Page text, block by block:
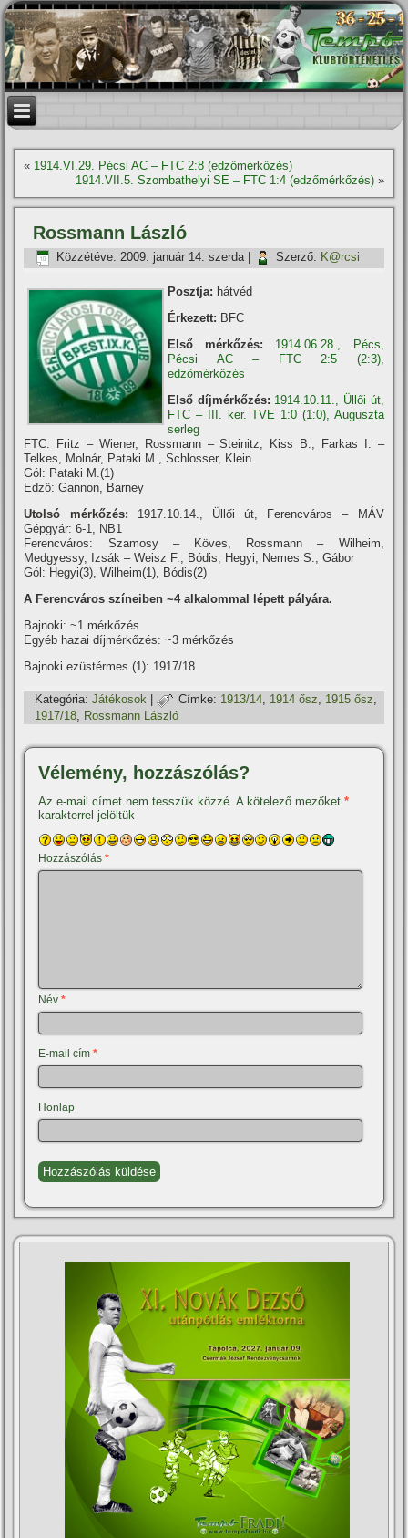
« 1914.VI.29. Pécsi AC – FTC 2:8 (edzőmérkőzés)
1914.VII.5. Szombathelyi SE – FTC 1:4 (edzőmérkőzés)»
Rossmann László
Közzétéve: 2009. január 14. szerda| Szerző: K@rcsi
Posztja: hátvéd
Érkezett: BFC
Első mérkőzés:
1914.06.28., Pécs,
Pécsi AC – FTC 2:5 (2:3),
edzőmérkőzés
Első dí­jmérkőzés: 1914.10.11., Üllői út,
FTC – III. ker. TVE 1:0 (1:0), Auguszta
serleg
FTC: Fritz – Wiener, Rossmann – Steinitz, Kiss B., Farkas I. –
Telkes, Molnár, Pataki M., Schlosser, Klein
Gól: Pataki M.(1)
Edző: Gannon, Barney
Utolsó mérkőzés: 1917.10.14., Üllői út, Ferencváros – MÁV
Gépgyár: 6-1, NB1
Ferencváros: Szamosy – Köves, Rossmann – Wilheim,
Medgyessy, Izsák – Weisz F., Bódis, Hegyi, Nemes S., Gábor
Gól: Hegyi(3), Wilheim(1), Bódis(2)
A Ferencváros szí­neiben ~4 alkalommal lépett pályára.
Bajnoki: ~1 mérkőzés
Egyéb hazai dí­jmérkőzés: ~3 mérkőzés
Bajnoki ezüstérmes (1): 1917/18
Kategória: Játékosok | Címke: 1913/14, 1914 ősz, 1915 ősz,
1917/18, Rossmann László
Vélemény, hozzászólás?
Az e-mail címet nem tesszük közzé. A kötelező mezőket*
karakterrel jelöltük
Hozzászólás*
Név*
E-mail cím*
Honlap